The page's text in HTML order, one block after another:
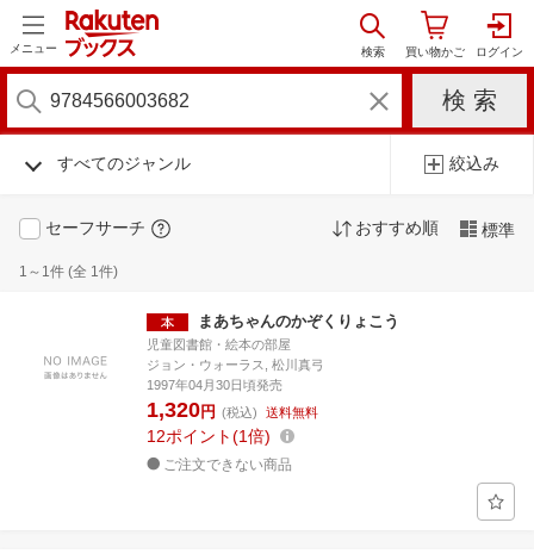
メニュー
すべてのジャンル 絞込み
セーフサーチ おすすめ順 標準
1～1件 (全 1件)
まあちゃんのかぞくりょこう
児童図書館・絵本の部屋
ジョン・ウォーラス, 松川真弓
1997年04月30日頃発売
1,320円 (税込) 送料無料
12ポイント 1倍
ご注文できない商品